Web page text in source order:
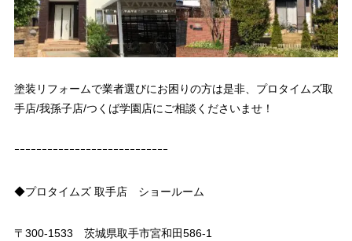
塗装リフォームで業者選びにお困りの方は是非、プロタイムズ取
手店/我孫子店/つくば学園店にご相談くださいませ！
ｰｰｰｰｰｰｰｰｰｰｰｰｰｰｰｰｰｰｰｰｰｰｰｰｰｰｰｰ
◆プロタイムズ 取手店 ショールーム
〒300-1533 茨城県取手市宮和田586-1